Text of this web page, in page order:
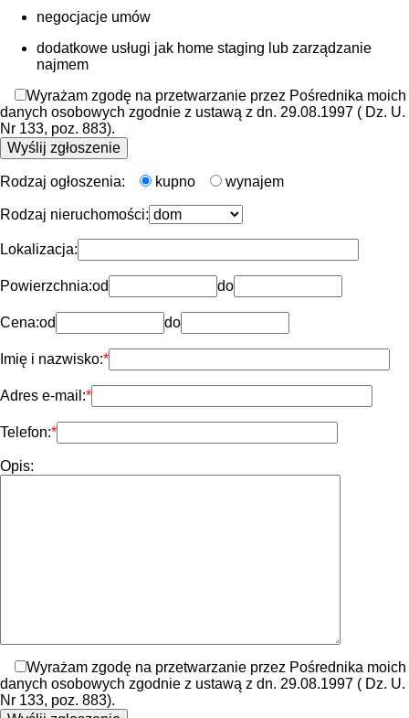
negocjacje umów
dodatkowe usługi jak home staging lub zarządzanie
najmem
Wyrażam zgodę na przetwarzanie przez Pośrednika moich
danych osobowych zgodnie z ustawą z dn. 29.08.1997 ( Dz. U.
Nr 133, poz. 883).
Rodzaj ogłoszenia: kupno wynajem
Rodzaj nieruchomości:
Lokalizacja:
Powierzchnia:od do
Cena:od do
Imię i nazwisko:
Adres e-mail:
Telefon:
Opis:
Wyrażam zgodę na przetwarzanie przez Pośrednika moich
danych osobowych zgodnie z ustawą z dn. 29.08.1997 ( Dz. U.
Nr 133, poz. 883).